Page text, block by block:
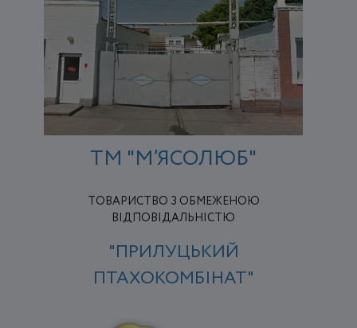
ТМ "М’ЯСОЛЮБ"
ТОВАРИСТВО З ОБМЕЖЕНОЮ
ВІДПОВІДАЛЬНІСТЮ
"ПРИЛУЦЬКИЙ
ПТАХОКОМБІНАТ"